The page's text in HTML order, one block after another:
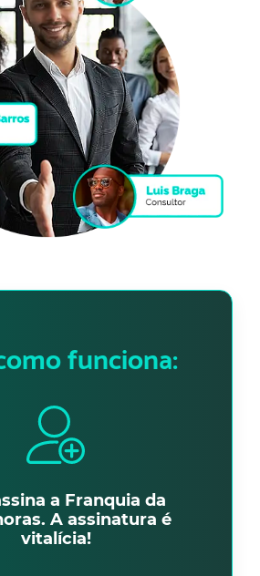
funciona:
a Franquia da
A assinatura é
vitalícia!